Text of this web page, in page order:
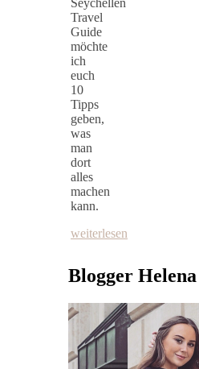
Travel
Guide
möchte
ich
euch
10
Tipps
geben,
was
man
dort
alles
machen
kann.
weiterlesen
Blogger Helena